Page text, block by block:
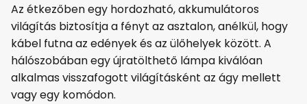
Az étkezőben egy hordozható, akkumulátoros
világítás biztosítja a fényt az asztalon, anélkül, hogy
kábel futna az edények és az ülőhelyek között. A
hálószobában egy újratölthető lámpa kiválóan
alkalmas visszafogott világításként az ágy mellett
vagy egy komódon.